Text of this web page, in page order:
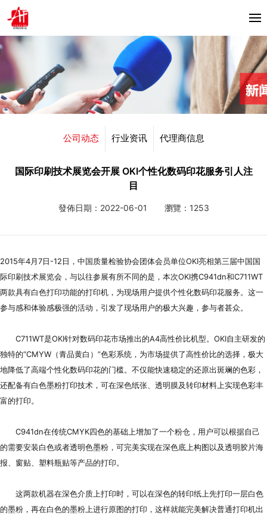
首頁
关于我们
产品中心
Horizon
Foliant
合作伙伴
解决方案
新闻资讯
公司动态
代理商信息
联系我们
简体 繁體 EN
公司动态 行业资讯 代理商信息
国际印刷技术展览会开展 OKI个性化数码印花服务引人注
目
發佈日期：2022-06-01 瀏覽：1253
2015年4月7日-12日，中国质量检验协会团体会员单位OKI亮相第三届中国国
际印刷技术展览会，与以往参展有所不同的是，本次OKI携C941dn和C711WT
两款具有白色打印功能的打印机，为现场用户提供个性化数码印花服务。这一
参与感和体验感极强的活动，引发了现场用户的极大兴趣，参与者甚众。
C711WT是OKI针对数码印花市场推出的A4高性价比机型。OKI自主研发的
独特的“CMYW（青品黄白）”色彩系统，为市场提供了高性价比的选择，极大
地降低了高端个性化数码印花的门槛。不仅能快速稳定的还原出斑斓的色彩，
还配备有白色墨粉打印技术，可在深色纸张、透明膜及转印材料上实现色彩丰
富的打印。
C941dn在传统CMYK四色的基础上增加了一个粉仓，用户可以根据自己
的需要安装白色或者透明色墨粉，可完美实现在深色底上构图以及透明胶片海
报、窗贴、塑料瓶贴等产品的打印。
这两款机器在深色介质上打印时，可以在深色的转印纸上先打印一层白色
的墨粉，再在白色的墨粉上进行原图的打印，这样就能完美解决普通打印机出